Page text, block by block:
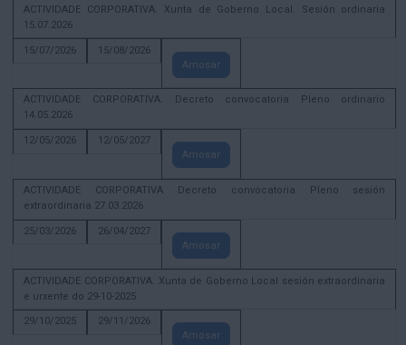
ACTIVIDADE CORPORATIVA. Xunta de Goberno Local. Sesión ordinaria
15.07.2026
15/07/2026
15/08/2026
Amosar
ACTIVIDADE CORPORATIVA. Decreto convocatoria Pleno ordinario
14.05.2026
12/05/2026
12/05/2027
Amosar
ACTIVIDADE CORPORATIVA Decreto convocatoria Pleno sesión
extraordinaria 27.03.2026
25/03/2026
26/04/2027
Amosar
ACTIVIDADE CORPORATIVA. Xunta de Goberno Local sesión extraordinaria
e urxente do 29-10-2025
29/10/2025
29/11/2026
Amosar